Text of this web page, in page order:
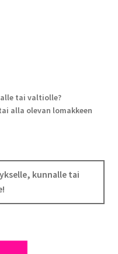
tai valtiolle?
alla olevan lomakkeen
kunnalle tai